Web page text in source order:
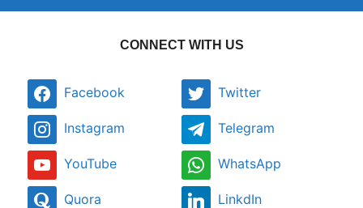
CONNECT WITH US
Facebook Twitter
Instagram Telegram
YouTube WhatsApp
Quora LinkdIn